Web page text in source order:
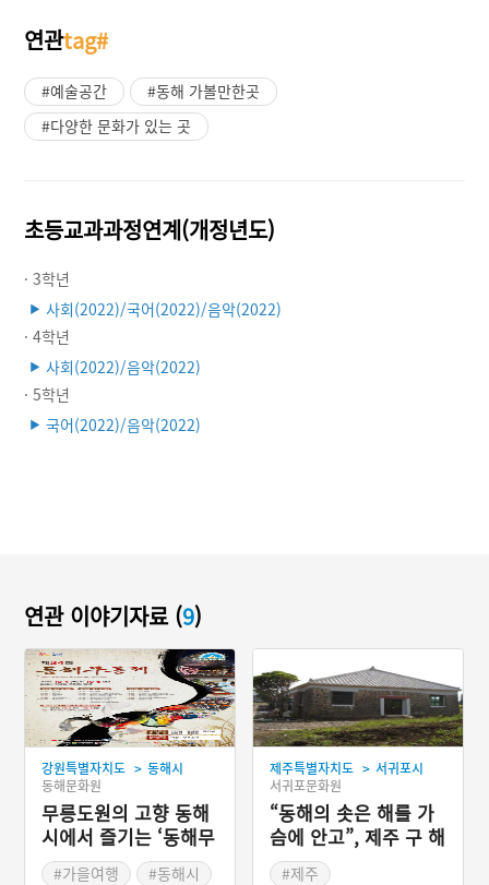
연관tag#
#예술공간
#동해 가볼만한곳
#다양한 문화가 있는 곳
초등교과과정연계(개정년도)
· 3학년
▶ 사회(2022)/국어(2022)/음악(2022)
· 4학년
▶ 사회(2022)/음악(2022)
· 5학년
▶ 국어(2022)/음악(2022)
연관 이야기자료 (9)
강원특별자치도 > 동해시
동해문화원
무릉도원의 고향 동해
시에서 즐기는 ‘동해무
릉제’
#가을여행
#동해시
제주특별자치도 > 서귀포시
서귀포문화원
“동해의 솟은 해를 가
슴에 안고”, 제주 구 해
병훈련시설
#제주